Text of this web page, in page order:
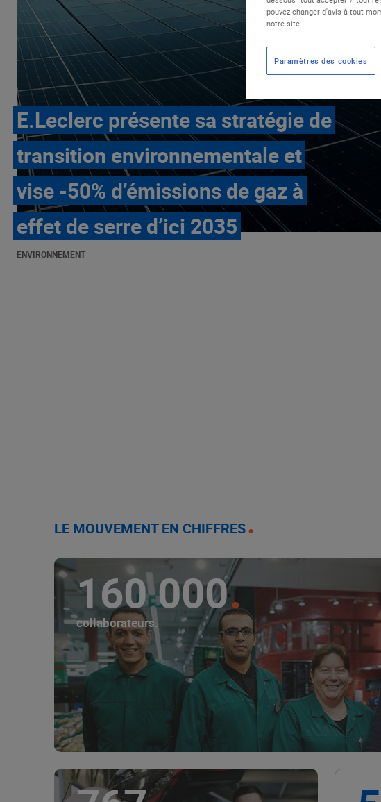
E.Leclerc présente sa stratégie de
transition environnementale et
vise -50% d’émissions de gaz à
effet de serre d’ici 2035
ENVIRONNEMENT
LE MOUVEMENT EN CHIFFRES
160 000
collaborateurs.
pouvez changer d'avis à tout
notre site.
Paramètres des cookies